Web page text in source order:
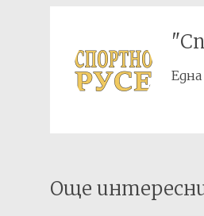
Post
navigation
Още